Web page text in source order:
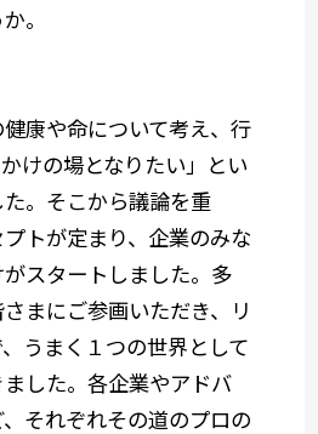
。
康や命について考え、行
けの場となりたい」とい
。そこから議論を重
トが定まり、企業のみな
スタートしました。多
まにご参画いただき、リ
うまく１つの世界として
した。各企業やアドバ
それぞれその道のプロの